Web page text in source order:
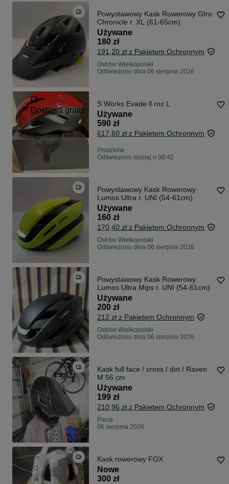
Powystawowy Kask Rowerowy GIro
Chronicle r. XL (61-65cm)
Używane
180 zł
191,20 zł z Pakietem Ochronnym
Ostrów Wielkopolski
Odświeżono dnia 06 sierpnia 2026
Dostawa gratis
S Works Evade ll roz L
Używane
590 zł
617,60 zł z Pakietem Ochronnym
Pruszków
Odświeżono dzisiaj o 08:42
Powystawowy Kask Rowerowy
Lumos Ultra r. UNI (54-61cm)
Używane
160 zł
170,40 zł z Pakietem Ochronnym
Ostrów Wielkopolski
Odświeżono dnia 06 sierpnia 2026
Powystawowy Kask Rowerowy
Lumos Ultra Mips r. UNI (54-61cm)
Używane
200 zł
212 zł z Pakietem Ochronnym
Ostrów Wielkopolski
Odświeżono dnia 06 sierpnia 2026
Kask full face / cross / dirt / Raven
M 56 cm
Używane
199 zł
210,96 zł z Pakietem Ochronnym
Piece
06 sierpnia 2026
Kask rowerowy FOX
Nowe
300 zł